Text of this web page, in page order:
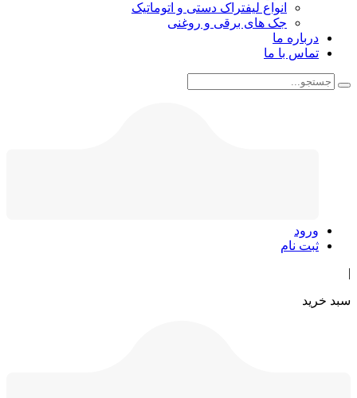
انواع لیفتراک دستی و اتوماتیک
جک های برقی و روغنی
درباره ما
تماس با ما
ورود
ثبت نام
سبد خرید